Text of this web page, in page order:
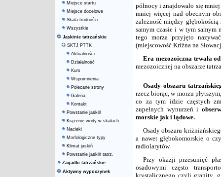
Miejsce startu
Miejsce docelowe
Skala trudności
Wszystkie
Jaskinie tatrzańskie
SKTJ PTTK
Aktualności
Działalność
Kurs
Wspomnienia
Polecane strony
Galeria
Kontakt
Powstanie jaskiń
Krążenie wody w skałach
Nacieki
Morfologiczne typy
Klimat jaskiń
Powstanie jaskiń tatrz.
Zagadki tatrzańskie
Aktywny wypoczynek
północy i znajdowało się
mniej więcej nad obecnym
zależność między
samym czasie i w tym samym
tego morza przyjęto
(miejscowość Kriżna na
Era mezozoiczna trwała
mezozoicznej na obszarze
Osady obszaru
rzecz biorąc, w morzu
co za tym idzie częstych
zupełnych wynurzeń i
morskie jak i lądowe.
Osady obszaru
a nawet głębokomorskie o
radiolarytów.
Przy okazji przesunięć
osadowymi często
krystalicznego czyli granity,